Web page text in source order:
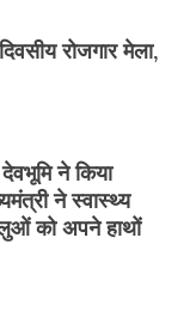
रोजगार मेला,
ने किया
ने स्वास्थ्य
को अपने हाथों